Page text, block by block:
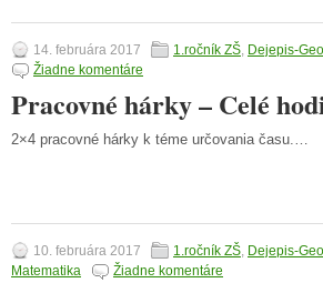
14. februára 2017 1.ročník ZŠ, Dejepis-
Žiadne komentáre
Pracovné hárky – Celé
2×4 pracovné hárky k téme určovania času.…
10. februára 2017 1.ročník ZŠ, Dejepis-
Matematika
Žiadne komentáre